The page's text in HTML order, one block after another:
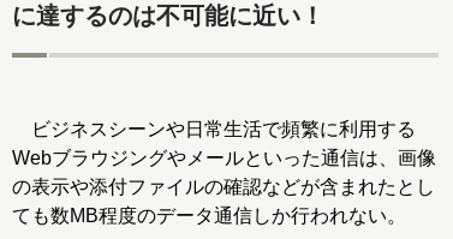
に達するのは不可能に近い！
ビジネスシーンや日常生活で頻繁に利用する
Webブラウジングやメールといった通信は、画像
の表示や添付ファイルの確認などが含まれたとし
ても数MB程度のデータ通信しか行われない。